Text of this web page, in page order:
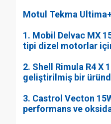
Motul Tekma
1. Mobil Delvac MX
tipi dizel motorlar
2. Shell Rimula R4 X
geliştirilmiş bir
3. Castrol Vecton
performans ve